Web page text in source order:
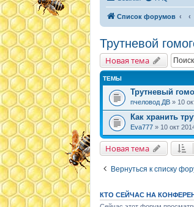
Список форумов
Трутневой
Новая тема
ТЕМЫ
Трутневый
пчеловод ДВ » 10
Как хранить
Eva777 » 10 окт
Новая тема
Вернуться к списку
КТО СЕЙЧАС НА